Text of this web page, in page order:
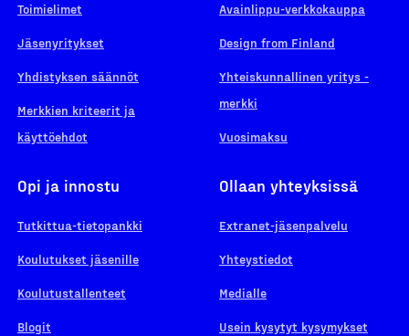
Toimielimet
Jäsenyritykset
Yhdistyksen säännöt
Merkkien kriteerit ja
käyttöehdot
Avainlippu-verkkokauppa
Design from Finland
Yhteiskunnallinen yritys -
merkki
Vuosimaksu
Opi ja innostu
Tutkittua-tietopankki
Koulutukset jäsenille
Koulutustallenteet
Blogit
Ollaan yhteyksissä
Extranet-jäsenpalvelu
Yhteystiedot
Medialle
Usein kysytyt kysymykset